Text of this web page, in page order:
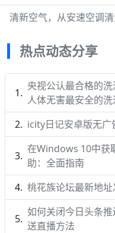
清新空气，从安速空调清
热点动态分享
央视公认最合格的
人体无害最安全的
icity日记安卓版无广
在Windows 10中获
助：全面指南
桃花族论坛最新地址
如何关闭今日头条
送直播方法